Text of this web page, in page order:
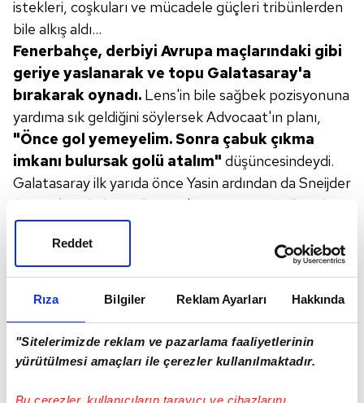
Rıza Bilgiler Reklam Ayarları Hakkında
"Sitelerimizde reklam ve pazarlama faaliyetlerinin
yürütülmesi amaçları ile çerezler kullanılmaktadır.
Bu çerezler, kullanıcıların tarayıcı ve cihazlarını
Reddet
istekleri, coşkuları ve mücadele güçleri tribünlerden
bile alkış aldı...
Fenerbahçe, derbiyi Avrupa maçlarındaki gibi
geriye yaslanarak ve topu Galatasaray'a
bırakarak oynadı. Lens'in bile sağbek pozisyonuna
yardıma sık geldiğini söylersek Advocaat'ın planı,
"Önce gol yemeyelim. Sonra çabuk çıkma
imkanı bulursak golü atalım" düşüncesindeydi.
Galatasaray ilk yarıda önce Yasin ardından da Sneijder
ile net iki golü harcadı.
Yasin'in pozisyonu belki gol
vuruşu içinçok net değildi ama Volkan'ın çeldiği topu
Sneijder'ingol yapamaması kalitesine yakışmadı.
Fenerbahçe ikinci yarı tamamen kalesine
kapanıp
hep hızlı hücum etme planını düşündü.
kanatlardanyaptığı bindirmelerdengelen ortalara
hattaSneijder ve Selçuk'unkornerlerine Fenerbahçe